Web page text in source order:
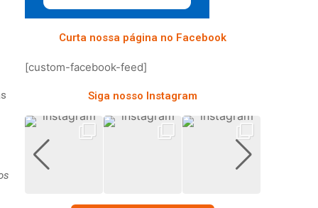
Curta nossa página no Facebook
[custom-facebook-feed]
Siga nosso Instagram